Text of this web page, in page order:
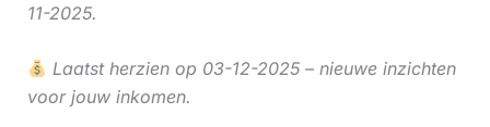
11-2025.
Laatst herzien op 03-12-2025 – nieuwe inzichten
voor jouw inkomen.